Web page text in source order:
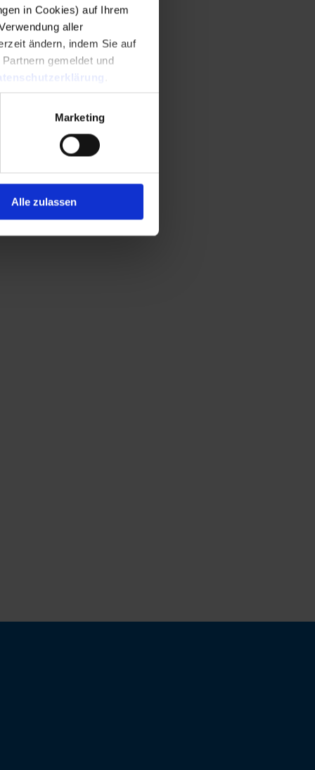
in Cookies) auf Ihrem
aller
ändern, indem Sie auf
gemeldet und
Marketing
Alle zulassen